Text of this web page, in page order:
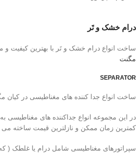
درام خشک و تَر
ساخت انواع درام خشک و تَر با بهترین کیفیت و
مگنت
SEPARATOR
ساخت انواع جدا کننده های مغناطیسی در کیان
در این مجموعه انواع جداکننده های مغناطیسی
کمترین زمان ممکن و نازلترین قیمت ساخته
سپراتورهای مغناطیسی شامل درام یا غلطک (